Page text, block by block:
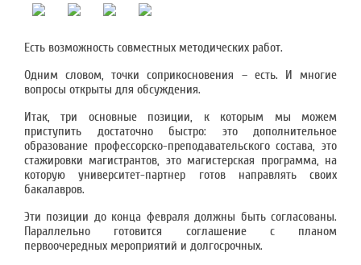
Есть возможность совместных методических работ.
Одним словом, точки соприкосновения – есть. И многие
вопросы открыты для обсуждения.
Итак, три основные позиции, к которым мы можем
приступить достаточно быстро: это дополнительное
образование профессорско-преподавательского состава, это
стажировки магистрантов, это магистерская программа, на
которую университет-партнер готов направлять своих
бакалавров.
Эти позиции до конца февраля должны быть согласованы.
Параллельно готовится соглашение с планом
первоочередных мероприятий и долгосрочных.